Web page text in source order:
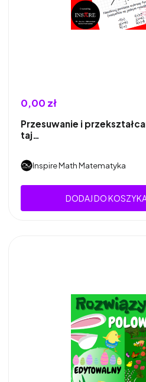
0,00 zł
Przesuwanie i
taj…
Inspire Math Matematyka
DODAJ DO